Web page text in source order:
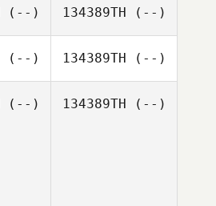
(--) 134389TH (--)
(--) 134389TH (--)
(--) 134389TH (--)